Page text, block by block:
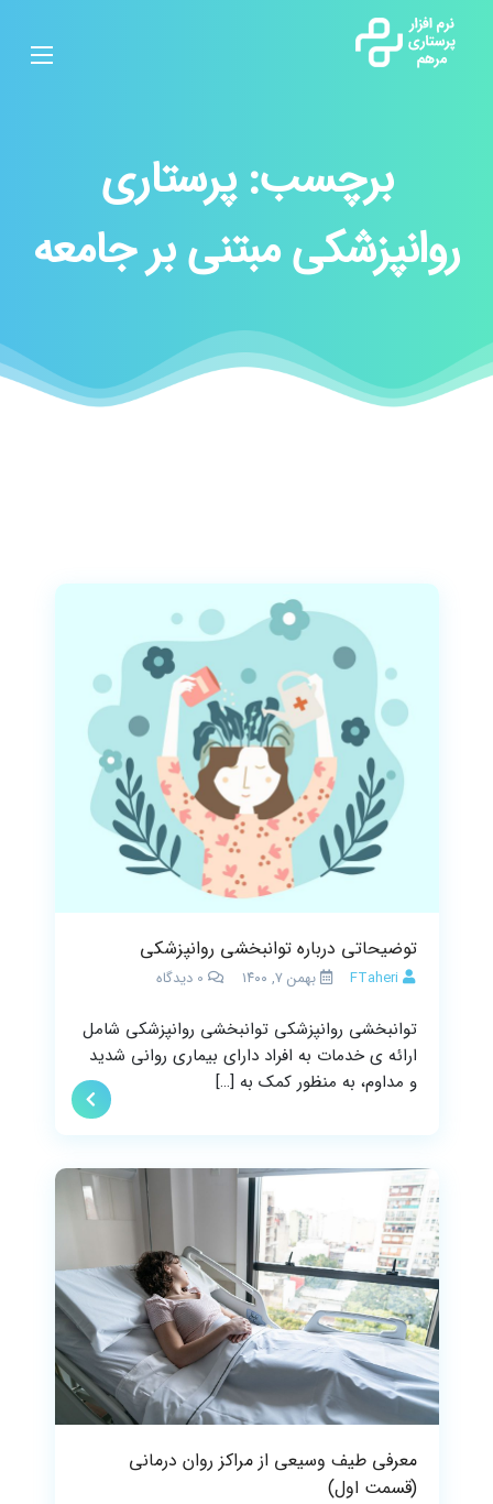
برچسب:پرستاری
روانپزشکی مبتنی بر جامعه
توضیحاتی درباره توانبخشی روانپزشکی
FTaheri بهمن ۷, ۱۴۰۰ 0 دیدگاه
توانبخشی روانپزشکی توانبخشی روانپزشکی شامل
ارائه ی خدمات به افراد دارای بیماری روانی شدید
و مداوم، به منظور کمک به […]
معرفی طیف وسیعی از مراکز روان درمانی
(قسمت اول)